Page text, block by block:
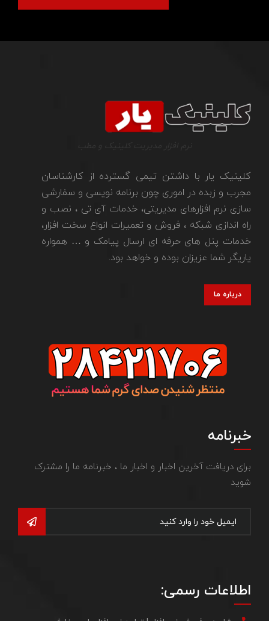
کلینیک یار با داشتن تیمی گسترده از کارشناسان
مجرب و زبده در اموری چون برنامه نویسی و سفارشی
سازی نرم افزارهای مدیریتی، خدمات آی تی ، نصب و
راه اندازی شبکه ، فروش و تعمیرات انواع سخت افزار،
خدمات پنل های حرفه ای ارسال پیامک و … همواره
یاریگر شما عزیزان بوده و خواهد بود.
درباره ما
خبرنامه
برای دریافت آخرین اخبار و اخبار ما ، خبرنامه ما را مشترک
شوید
اطلاعات رسمی: